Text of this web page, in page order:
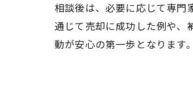
相談後は、必要に応じて専門
通じて売却に成功した例や、
動が安心の第一歩となります。